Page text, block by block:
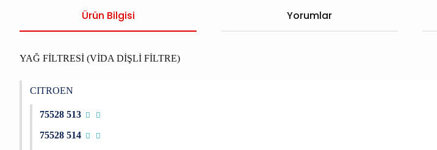
Ürün Bilgisi Yorumlar
YAĞ FİLTRESİ (VİDA DİŞLİ FİLTRE)
CITROEN
75528 513
75528 514